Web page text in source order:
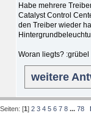
Habe mehrere
Catalyst Control
den Treiber wieder
Woran liegts? :grübel
weitere
Seiten: [1] 2 3 4 5 6 7 8 ... 78